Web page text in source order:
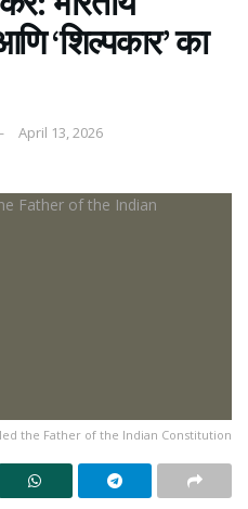
‘शिल्पकार’ का
April 13, 2026
the Father of the Indian Constitution